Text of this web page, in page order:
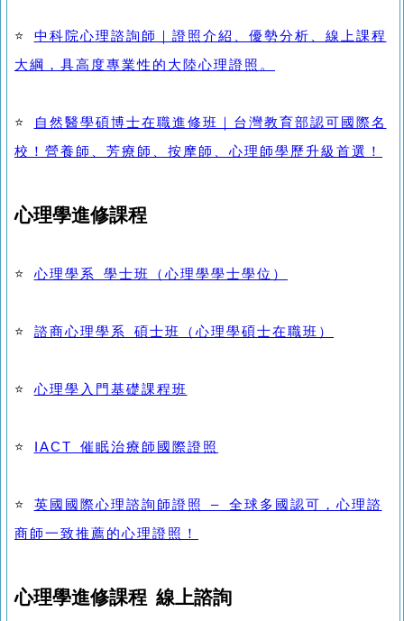
⭐ 中科院心理諮詢師｜證照介紹、優勢分析、線上課程
大綱，具高度專業性的大陸心理證照。
⭐
自然醫學碩博士在職進修班｜台灣教育部認可國際名
校！營養師、芳療師、按摩師、心理師學歷升級首選！
心理學進修課程
⭐ 心理學系 學士班（心理學學士學位）
⭐ 諮商心理學系 碩士班（心理學碩士在職班）
⭐ 心理學入門基礎課程班
⭐ IACT 催眠治療師國際證照
⭐ 英國國際心理諮詢師證照 – 全球多國認可，心理諮
商師一致推薦的心理證照！
心理學進修課程 線上諮詢